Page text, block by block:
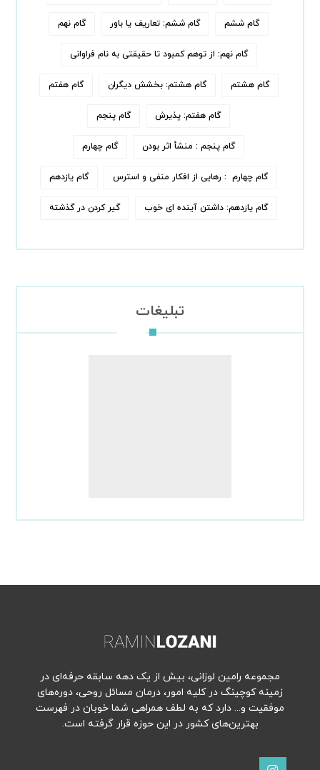
گام ششم گام ششم: تعاریف یا باور گام نهم
گام نهم: از توهم کمبود تا حقیقتی به نام فراوانی
گام هشتم گام هشتم: بخشش دیگران گام هفتم
گام هفتم: پذیرش گام پنجم
گام پنجم : منشأ اثر بودن گام چهارم
گام چهارم : رهایی از افکار منفی و استرس گام یازدهم
گام یازدهم: داشتن آینده ای خوب گیر کردن در گذشته
تبلیغات
مجموعه رامین لوزانی، بیش از یک دهه سابقه حرفه‌ای در
زمینه کوچینگ در کلیه امور، درمان مسائل روحی، دوره‌های
موفقیت و... دارد که به لطف همراهی شما خوبان در فهرست
بهترین‌های کشور در این حوزه قرار گرفته است.